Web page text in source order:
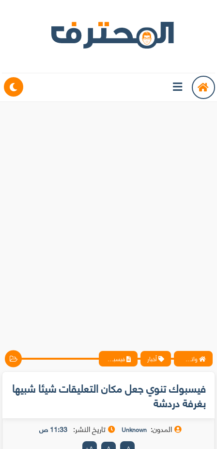
واتس آب ، فيسبوك ، أنترنت ، شروحات تقنية حصرية - المحترف أخبار فيسبوك تنوي جعل مكان التعليقات شيئا شبيها بغرفة دردشة
فيسبوك تنوي جعل مكان التعليقات شيئا شبيها
بغرفة دردشة
المدون: Unknown تاريخ النشر: 11:33 ص